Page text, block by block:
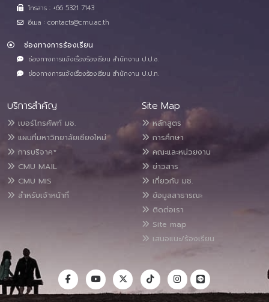
โทรสาร : +66 5321 7143
อีเมล : contacts@cmu.ac.th
ช่องทางการร้องเรียน
ช่องทางการแจ้งเรื่องร้องเรียน สำนักงาน ป.ป.ช.
ช่องทางการแจ้งเรื่องร้องเรียน สำนักงาน ป.ป.ท.
บริการสำคัญ
เบอร์โทรศัพท์ มช.
แผนที่มหาวิทยาลัยเชียงใหม่
การบริจาค*
CMU MAIL
CMU MIS
สำหรับเจ้าหน้าที่
Site Map
หลักสูตร
การศึกษา
คณะและหน่วยงาน
ข่าวสาร
เกี่ยวกับ มช.
ข้อมูลสาธารณะ
ติดต่อเรา
Site map
เสนอแนะ/ร้องเรียน